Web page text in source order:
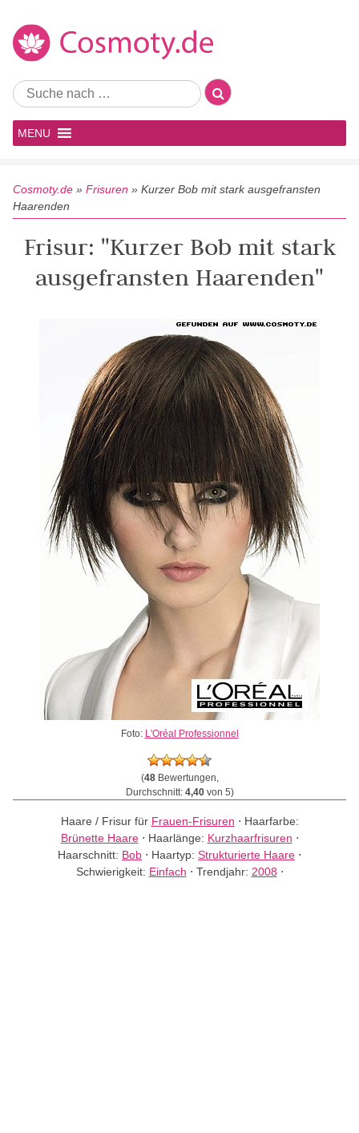
MENU
Cosmoty.de » Frisuren » Kurzer Bob mit stark ausgefransten
Haarenden
Frisur: "Kurzer Bob mit stark
ausgefransten Haarenden"
Foto: L'Oréal Professionnel
(48Bewertungen,
Durchschnitt: 4,40von 5)
Haare / Frisur für Frauen-Frisuren ⋅ Haarfarbe:
Brünette Haare⋅ Haarlänge: Kurzhaarfrisuren ⋅
Haarschnitt: Bob ⋅ Haartyp: Strukturierte Haare ⋅
Schwierigkeit: Einfach ⋅ Trendjahr: 2008 ⋅